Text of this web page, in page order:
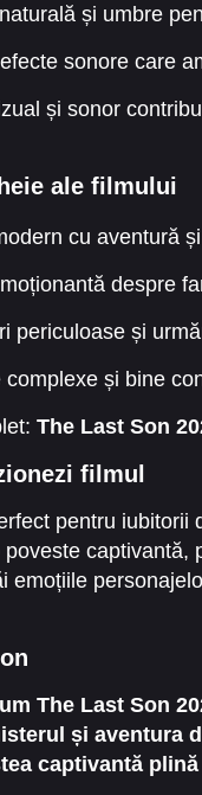
și umbre
sonore care
și sonor
ale filmului
cu aventură
despre
periculoase și
complexe și bine
The Last Son
filmul
pentru iubitorii
poveste captivantă,
emoțiile
The Last Son
și aventura
captivantă